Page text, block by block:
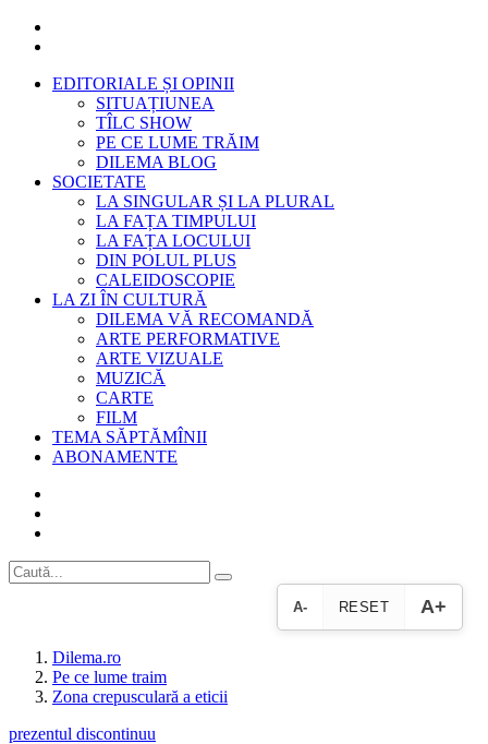
EDITORIALE ȘI OPINII
SITUAȚIUNEA
TÎLC SHOW
PE CE LUME TRĂIM
DILEMA BLOG
SOCIETATE
LA SINGULAR ȘI LA PLURAL
LA FAȚA TIMPULUI
LA FAȚA LOCULUI
DIN POLUL PLUS
CALEIDOSCOPIE
LA ZI ÎN CULTURĂ
DILEMA VĂ RECOMANDĂ
ARTE PERFORMATIVE
ARTE VIZUALE
MUZICĂ
CARTE
FILM
TEMA SĂPTĂMÎNII
ABONAMENTE
A- RESET A+
Dilema.ro
Pe ce lume traim
Zona crepusculară a eticii
prezentul discontinuu